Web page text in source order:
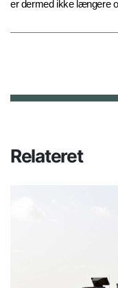
er dermed ikke længere
Relateret